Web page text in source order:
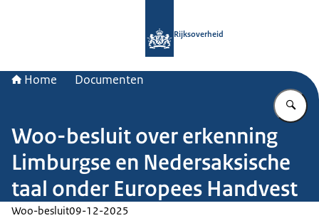
Rijksoverheid
Home Documenten
Woo-besluit over erkenning
Limburgse en Nedersaksische
taal onder Europees Handvest
Woo-besluit09-12-2025